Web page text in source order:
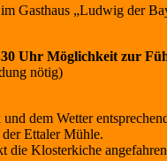
im Gasthaus „Ludwig der
Uhr Möglichkeit zur
nötig)
dem Wetter
Ettaler Mühle.
die Klosterkiche